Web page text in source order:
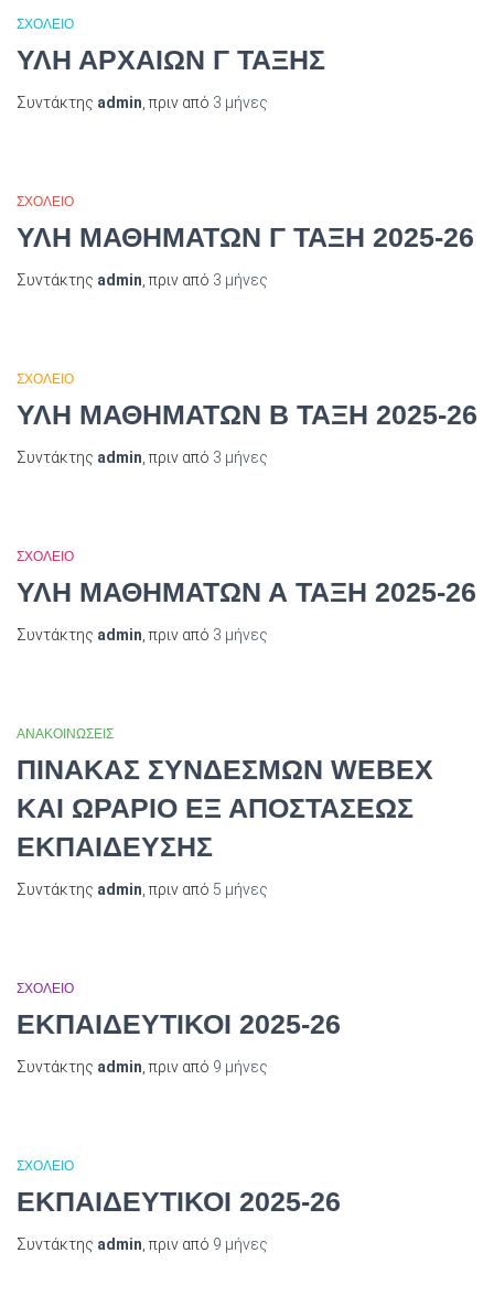
ΣΧΟΛΕΙΟ
ΥΛΗ ΑΡΧΑΙΩΝ Γ ΤΑΞΗΣ
Συντάκτης admin, πριν από 3 μήνες
ΣΧΟΛΕΙΟ
ΥΛΗ ΜΑΘΗΜΑΤΩΝ Γ ΤΑΞΗ 2025-26
Συντάκτης admin, πριν από 3 μήνες
ΣΧΟΛΕΙΟ
ΥΛΗ ΜΑΘΗΜΑΤΩΝ Β ΤΑΞΗ 2025-26
Συντάκτης admin, πριν από 3 μήνες
ΣΧΟΛΕΙΟ
ΥΛΗ ΜΑΘΗΜΑΤΩΝ Α ΤΑΞΗ 2025-26
Συντάκτης admin, πριν από 3 μήνες
ΑΝΑΚΟΙΝΩΣΕΙΣ
ΠΙΝΑΚΑΣ ΣΥΝΔΕΣΜΩΝ WEBEX
ΚΑΙ ΩΡΑΡΙΟ ΕΞ ΑΠΟΣΤΑΣΕΩΣ
ΕΚΠΑΙΔΕΥΣΗΣ
Συντάκτης admin, πριν από 5 μήνες
ΣΧΟΛΕΙΟ
ΕΚΠΑΙΔΕΥΤΙΚΟΙ 2025-26
Συντάκτης admin, πριν από 9 μήνες
ΣΧΟΛΕΙΟ
ΕΚΠΑΙΔΕΥΤΙΚΟΙ 2025-26
Συντάκτης admin, πριν από 9 μήνες